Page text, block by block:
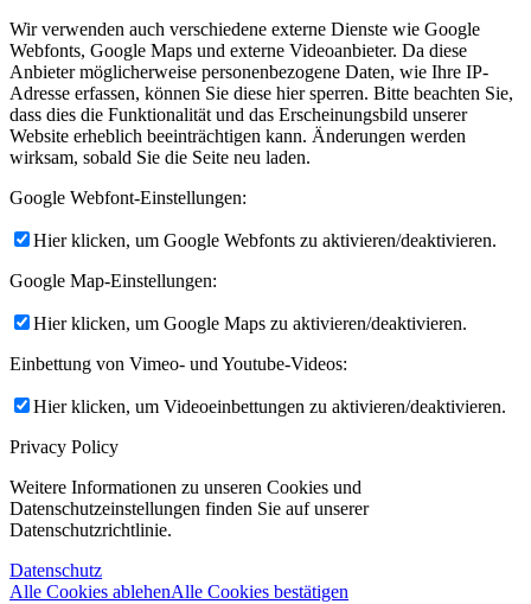
Wir verwenden auch verschiedene externe Dienste wie Google
Webfonts, Google Maps und externe Videoanbieter. Da diese
Anbieter möglicherweise personenbezogene Daten, wie Ihre IP-
Adresse erfassen, können Sie diese hier sperren. Bitte beachten Sie,
dass dies die Funktionalität und das Erscheinungsbild unserer
Website erheblich beeinträchtigen kann. Änderungen werden
wirksam, sobald Sie die Seite neu laden.
Google Webfont-Einstellungen:
Hier klicken, um Google Webfonts zu aktivieren/deaktivieren.
Google Map-Einstellungen:
Hier klicken, um Google Maps zu aktivieren/deaktivieren.
Einbettung von Vimeo- und Youtube-Videos:
Hier klicken, um Videoeinbettungen zu aktivieren/deaktivieren.
Privacy Policy
Weitere Informationen zu unseren Cookies und
Datenschutzeinstellungen finden Sie auf unserer
Datenschutzrichtlinie.
Datenschutz
Alle Cookies ablehenAlle Cookies bestätigen